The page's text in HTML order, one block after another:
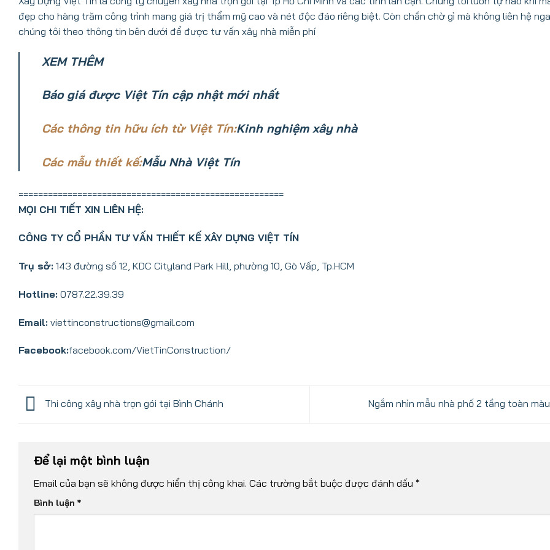
đẹp cho hàng trăm công trình mang giá trị thẩm mỹ cao và nét độc đáo riêng biệt. Còn chần chờ gì mà không liên hệ
chúng tôi theo thông tin bên dưới để được tư vấn xây nhà miễn phí
XEM THÊM
Báo giá được Việt Tín cập nhật mới nhất
Các thông tin hữu ích từ Việt Tín:Kinh nghiệm xây nhà
Các mẫu thiết kế:Mẫu Nhà Việt Tín
======================================================
MỌI CHI TIẾT XIN LIÊN HỆ:
CÔNG TY CỔ PHẦN TƯ VẤN THIẾT KẾ XÂY DỰNG VIỆT TÍN
Trụ sở: 143 đường số 12, KDC Cityland Park Hill, phường 10, Gò Vấp, Tp.HCM
Hotline: 0787.22.39.39
Email: viettinconstructions@gmail.com
Facebook:facebook.com/VietTinConstruction/
Thi công xây nhà trọn gói tại Bình Chánh Ngắm nhìn mẫu nhà phố 2 tầng toàn
Để lại một bình luận
Email của bạn sẽ không được hiển thị công khai. Các trường bắt buộc được đánh dấu *
Bình luận *